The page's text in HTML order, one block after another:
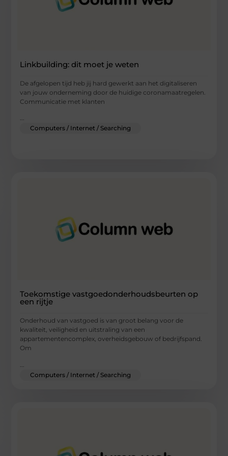
Linkbuilding: dit moet je weten
De afgelopen tijd heb jij hard gewerkt aan het digitaliseren
van jouw onderneming door de huidige coronamaatregelen.
Communicatie met klanten
...
Computers / Internet / Searching
Toekomstige vastgoedonderhoudsbeurten op
een rijtje
Onderhoud van vastgoed is van groot belang voor de
kwaliteit, veiligheid en uitstraling van een
appartementencomplex, overheidsgebouw of bedrijfspand.
Om
Computers / Internet / Searching